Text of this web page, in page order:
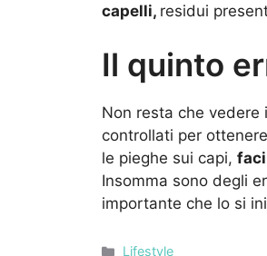
capelli, residui
Il quinto
Non resta che vedere
controllati per
le pieghe sui capi,
Insomma sono degli
importante che lo si
Categorie
Lifestyle